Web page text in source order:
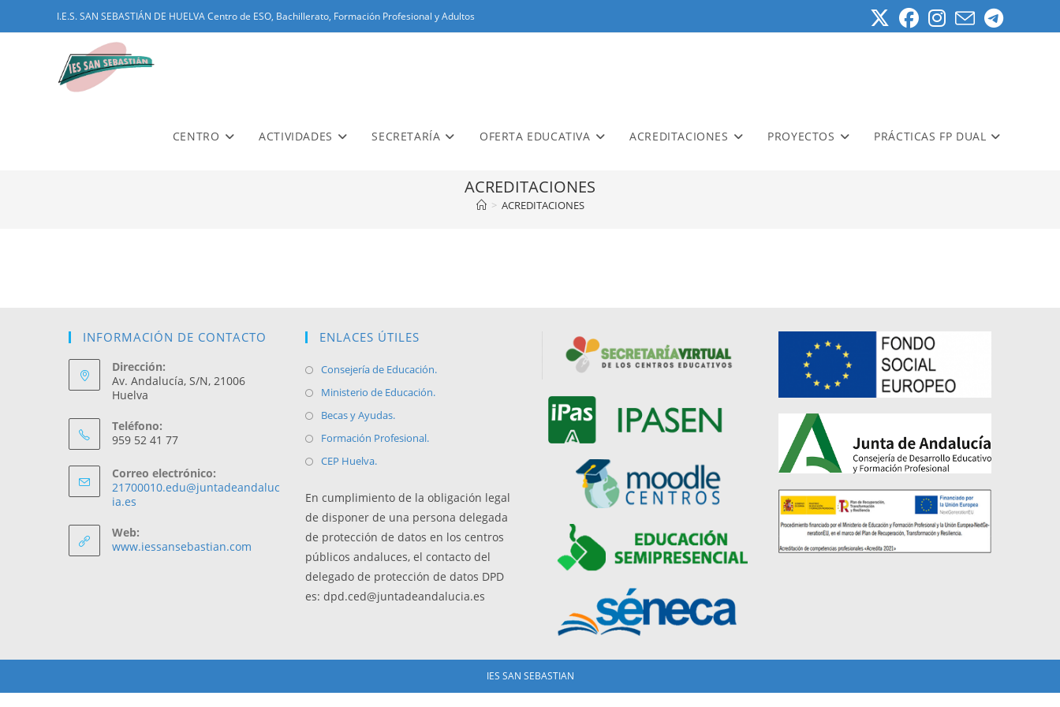
I.E.S. SAN SEBASTIÁN DE HUELVA Centro de ESO, Bachillerato, Formación Profesional y Adultos
CENTRO ACTIVIDADES SECRETARÍA OFERTA EDUCATIVA ACREDITACIONES PROYECTOS PRÁCTICAS FP DUAL
ACREDITACIONES
> ACREDITACIONES
INFORMACIÓN DE CONTACTO
Dirección:
Av. Andalucía, S/N, 21006
Huelva
Teléfono:
959 52 41 77
Correo electrónico:
21700010.edu@juntadeandaluc
ia.es
Web:
www.iessansebastian.com
ENLACES ÚTILES
Consejería de Educación.
Ministerio de Educación.
Becas y Ayudas.
Formación Profesional.
CEP Huelva.
En cumplimiento de la obligación legal
de disponer de una persona delegada
de protección de datos en los centros
públicos andaluces, el contacto del
delegado de protección de datos DPD
es: dpd.ced@juntadeandalucia.es
IES SAN SEBASTIAN